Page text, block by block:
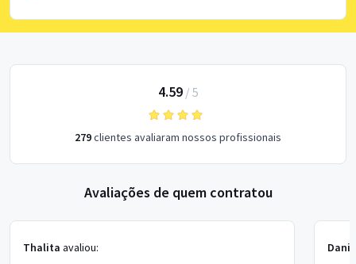
4.59/ 5
279clientes avaliaram nossos profissionais
Avaliações de quem contratou
Thalita avaliou: